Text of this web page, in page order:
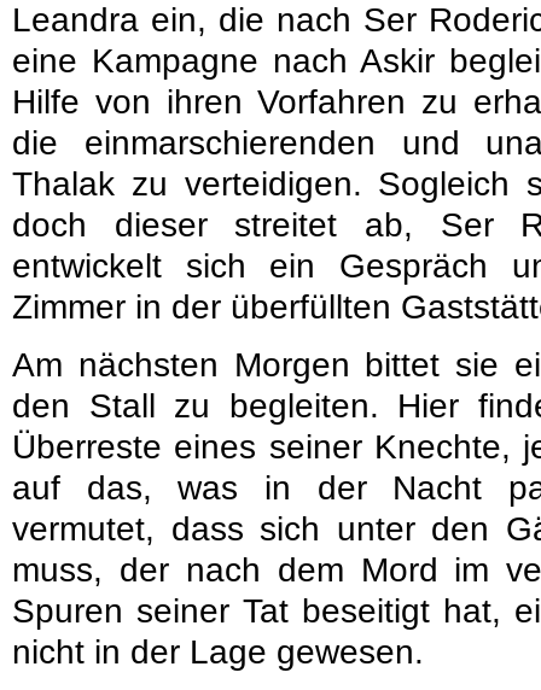
Leandra ein, die nach Ser
eine Kampagne nach Askir
Hilfe von ihren Vorfahren zu
die einmarschierenden und
Thalak zu verteidigen. Sogleich
doch dieser streitet ab, Ser
entwickelt sich ein Gespräch
Zimmer in der überfüllten
Am nächsten Morgen bittet sie
den Stall zu begleiten. Hier
Überreste eines seiner Knechte,
auf das, was in der Nacht
vermutet, dass sich unter den
muss, der nach dem Mord im
Spuren seiner Tat beseitigt hat,
nicht in der Lage gewesen.